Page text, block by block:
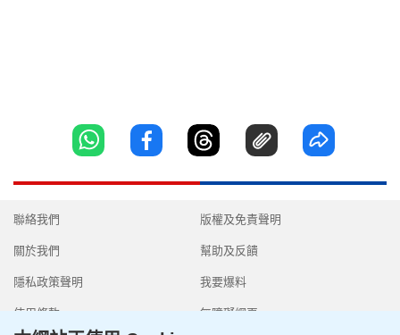
聯絡我們
關於我們
隱私政策聲明
使用條款
版權及免責聲明
幫助及反饋
我要爆料
無障礙網頁